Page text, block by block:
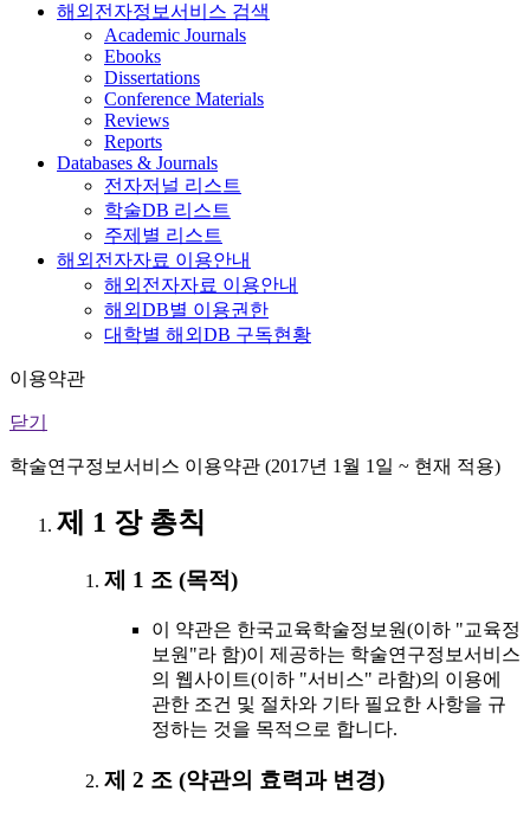
해외전자정보서비스 검색
Academic Journals
Ebooks
Dissertations
Conference Materials
Reviews
Reports
Databases & Journals
전자저널 리스트
학술DB 리스트
주제별 리스트
해외전자자료 이용안내
해외전자자료 이용안내
해외DB별 이용권한
대학별 해외DB 구독현황
이용약관
닫기
학술연구정보서비스 이용약관 (2017년 1월 1일 ~ 현재 적용)
제 1 장 총칙
제 1 조 (목적)
이 약관은 한국교육학술정보원(이하 "교육정
보원"라 함)이 제공하는 학술연구정보서비스
의 웹사이트(이하 "서비스" 라함)의 이용에
관한 조건 및 절차와 기타 필요한 사항을 규
정하는 것을 목적으로 합니다.
제 2 조 (약관의 효력과 변경)